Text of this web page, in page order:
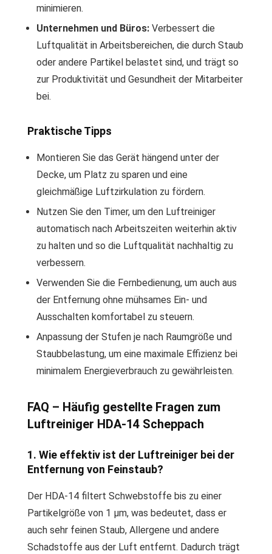
minimieren.
Unternehmen und Büros: Verbessert die
Luftqualität in Arbeitsbereichen, die durch Staub
oder andere Partikel belastet sind, und trägt so
zur Produktivität und Gesundheit der Mitarbeiter
bei.
Praktische Tipps
Montieren Sie das Gerät hängend unter der
Decke, um Platz zu sparen und eine
gleichmäßige Luftzirkulation zu fördern.
Nutzen Sie den Timer, um den Luftreiniger
automatisch nach Arbeitszeiten weiterhin aktiv
zu halten und so die Luftqualität nachhaltig zu
verbessern.
Verwenden Sie die Fernbedienung, um auch aus
der Entfernung ohne mühsames Ein- und
Ausschalten komfortabel zu steuern.
Anpassung der Stufen je nach Raumgröße und
Staubbelastung, um eine maximale Effizienz bei
minimalem Energieverbrauch zu gewährleisten.
FAQ – Häufig gestellte Fragen zum
Luftreiniger HDA-14 Scheppach
1. Wie effektiv ist der Luftreiniger bei der
Entfernung von Feinstaub?
Der HDA-14 filtert Schwebstoffe bis zu einer
Partikelgröße von 1 µm, was bedeutet, dass er
auch sehr feinen Staub, Allergene und andere
Schadstoffe aus der Luft entfernt. Dadurch trägt